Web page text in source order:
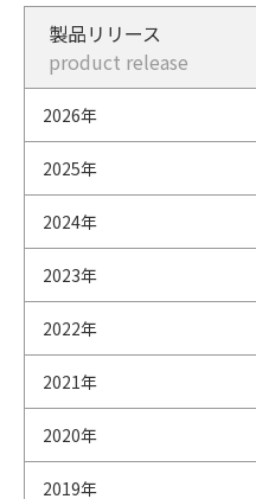
製品リリース
product release
2026年
2025年
2024年
2023年
2022年
2021年
2020年
2019年